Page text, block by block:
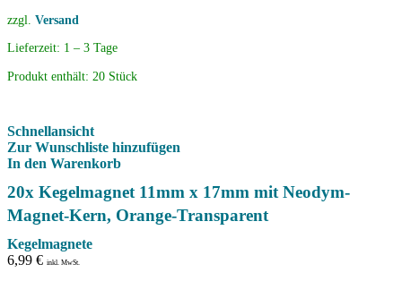
zzgl. Versand
Lieferzeit: 1 – 3 Tage
Produkt enthält: 20 Stück
Schnellansicht
Zur Wunschliste hinzufügen
In den Warenkorb
20x Kegelmagnet 11mm x 17mm mit Neodym-
Magnet-Kern, Orange-Transparent
Kegelmagnete
6,99 € inkl. MwSt.